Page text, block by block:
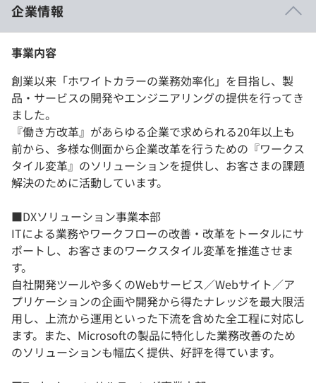
企業情報
事業内容
創業以来「ホワイトカラーの業務効率化」を目指し、製
品・サービスの開発やエンジニアリングの提供を行ってき
ました。
『働き方改革』があらゆる企業で求められる20年以上も
前から、多様な側面から企業改革を行うための『ワークス
タイル変革』のソリューションを提供し、お客さまの課題
解決のために活動しています。
■DXソリューション事業本部
ITによる業務やワークフローの改善・改革をトータルにサ
ポートし、お客さまのワークスタイル変革を推進させま
す。
自社開発ツールや多くのWebサービス／Webサイト／ア
プリケーションの企画や開発から得たナレッジを最大限活
用し、上流から運用といった下流を含めた全工程に対応し
ます。また、Microsoftの製品に特化した業務改善のため
のソリューションも幅広く提供、好評を得ています。